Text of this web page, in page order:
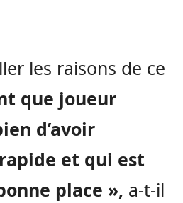
les raisons de ce
que joueur
d’avoir
et qui est
place », a-t-il